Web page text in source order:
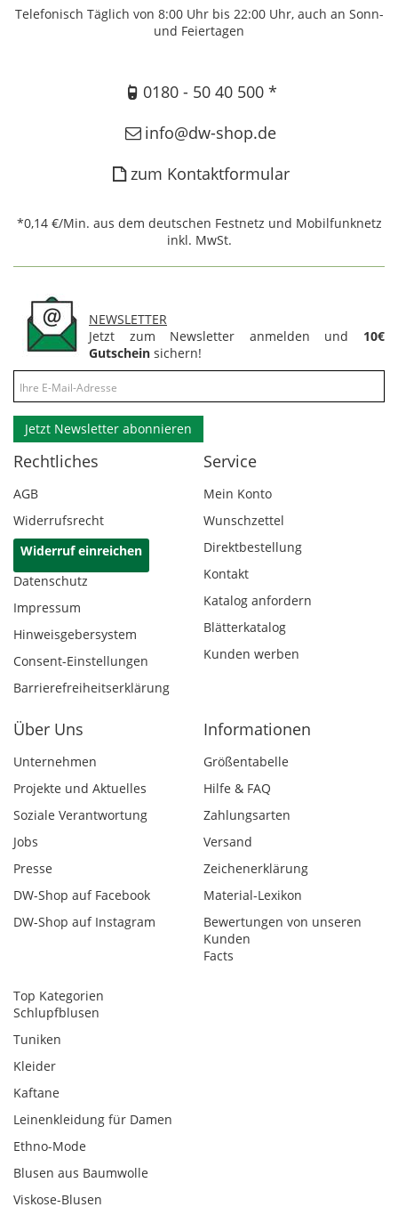
Telefonisch Täglich von 8:00 Uhr bis 22:00 Uhr, auch an Sonn-
und Feiertagen
0180 - 50 40 500 *
info@dw-shop.de
zum Kontaktformular
*0,14 €/Min. aus dem deutschen Festnetz und Mobilfunknetz
inkl. MwSt.
NEWSLETTER
Jetzt zum Newsletter anmelden und 10€
Gutschein sichern!
Jetzt Newsletter abonnieren
Rechtliches
AGB
Widerrufsrecht
Widerruf einreichen
Datenschutz
Impressum
Hinweisgebersystem
Consent-Einstellungen
Barrierefreiheitserklärung
Service
Mein Konto
Wunschzettel
Direktbestellung
Kontakt
Katalog anfordern
Blätterkatalog
Kunden werben
Über Uns
Unternehmen
Projekte und Aktuelles
Soziale Verantwortung
Jobs
Presse
DW-Shop auf Facebook
DW-Shop auf Instagram
Informationen
Größentabelle
Hilfe & FAQ
Zahlungsarten
Versand
Zeichenerklärung
Material-Lexikon
Bewertungen von unseren
Kunden
Facts
Top Kategorien
Schlupfblusen
Tuniken
Kleider
Kaftane
Leinenkleidung für Damen
Ethno-Mode
Blusen aus Baumwolle
Viskose-Blusen